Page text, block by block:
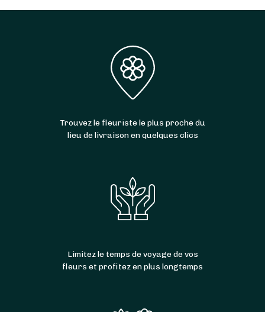
Trouvez le fleuriste le plus proche du
lieu de livraison en quelques clics
Limitez le temps de voyage de vos
fleurs et profitez en plus longtemps